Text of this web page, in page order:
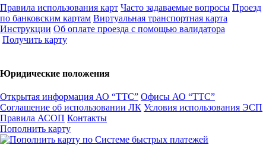
Правила использования карт Часто задаваемые вопросы Проезд
по банковским картам Виртуальная транспортная карта
Инструкции Об оплате проезда с помощью валидатора
Получить карту
Юридические положения
Открытая информация АО “ТТС” Офисы АО “ТТС”
Соглашение об использовании ЛК Условия использования ЭСП
Правила АСОП Контакты
Пополнить карту